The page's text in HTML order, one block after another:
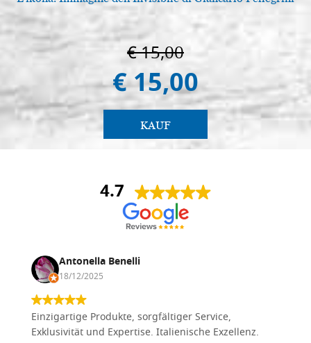
€ 15,00
€ 15,00
KAUF
4.7
Antonella Benelli
18/12/2025
Einzigartige Produkte, sorgfältiger Service,
Exklusivität und Expertise. Italienische Exzellenz.